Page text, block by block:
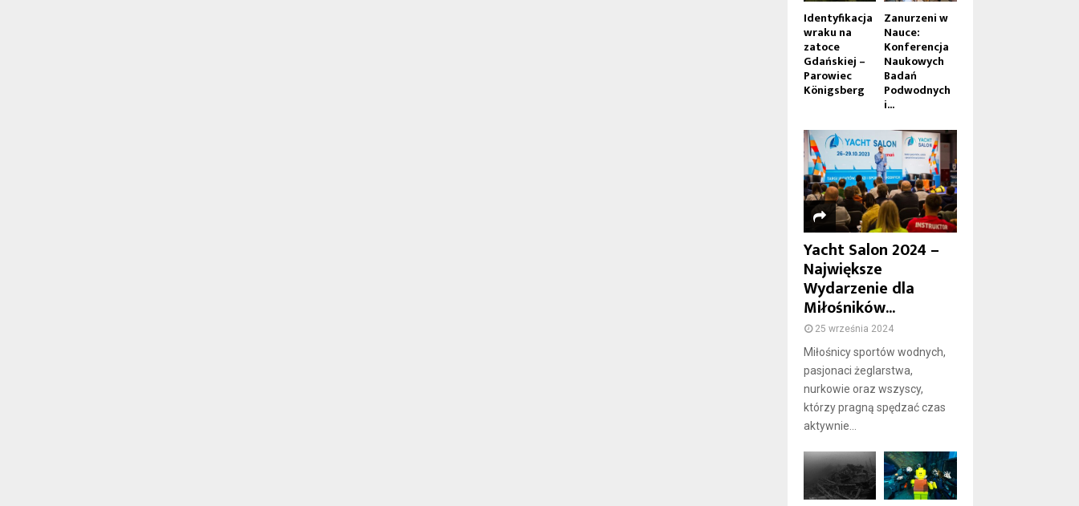
Identyfikacja
wraku na
zatoce
Gdańskiej –
Parowiec
Königsberg
Zanurzeni w
Nauce:
Konferencja
Naukowych
Badań
Podwodnych
i...
Yacht Salon 2024 –
Największe
Wydarzenie dla
Miłośników...
25 września 2024
Miłośnicy sportów wodnych,
pasjonaci żeglarstwa,
nurkowie oraz wszyscy,
którzy pragną spędzać czas
aktywnie...